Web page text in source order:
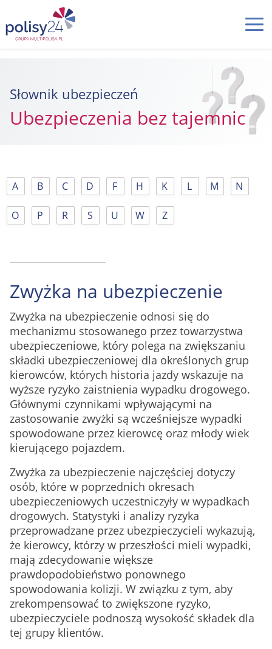
Słownik ubezpieczeń
Ubezpieczenia bez tajemnic
A B C D F H K L M N
O P R S U W Z
Zwyżka na ubezpieczenie
Zwyżka na ubezpieczenie odnosi się do
mechanizmu stosowanego przez towarzystwa
ubezpieczeniowe, który polega na zwiększaniu
składki ubezpieczeniowej dla określonych grup
kierowców, których historia jazdy wskazuje na
wyższe ryzyko zaistnienia wypadku drogowego.
Głównymi czynnikami wpływającymi na
zastosowanie zwyżki są wcześniejsze wypadki
spowodowane przez kierowcę oraz młody wiek
kierującego pojazdem.
Zwyżka za ubezpieczenie najczęściej dotyczy
osób, które w poprzednich okresach
ubezpieczeniowych uczestniczyły w wypadkach
drogowych. Statystyki i analizy ryzyka
przeprowadzane przez ubezpieczycieli wykazują,
że kierowcy, którzy w przeszłości mieli wypadki,
mają zdecydowanie większe
prawdopodobieństwo ponownego
spowodowania kolizji. W związku z tym, aby
zrekompensować to zwiększone ryzyko,
ubezpieczyciele podnoszą wysokość składek dla
tej grupy klientów.